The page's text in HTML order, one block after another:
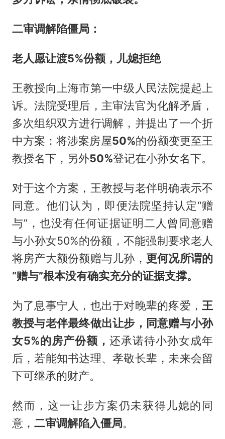
二审调解陷僵局：
老人愿让渡5%份额，儿媳拒绝
王教授向上海市第一中级人民法院提起上
诉。法院受理后，主审法官为化解矛盾，
多次组织双方进行调解，并提出了一个折
中方案：将涉案房屋50%的份额变更至王
教授名下，另外50%登记在小孙女名下。
对于这个方案，王教授与老伴明确表示不
同意。他们认为，即便法院坚持认定“赠
与”，也没有任何证据证明二人曾同意赠
与小孙女50%的份额，不能强制要求老人
将房产大额份额赠与儿孙， 更何况所谓的
“赠与”根本没有确实充分的证据支撑。
为了息事宁人，也出于对晚辈的疼爱， 王
教授与老伴最终做出让步，同意赠与小孙
女5%的房产份额，还承诺待小孙女成年
后，若能知书达理、孝敬长辈，未来会留
下可继承的财产。
然而，这一让步方案仍未获得儿媳的同
意， 二审调解陷入僵局。